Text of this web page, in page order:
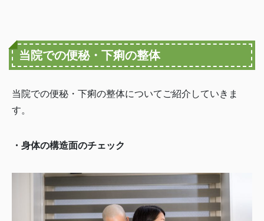
当院での便秘・下痢の整体
当院での便秘・下痢の整体についてご紹介していきま
す。
・身体の構造面のチェック